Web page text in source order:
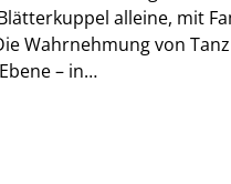
alleine, mit
Wahrnehmung von
– in…